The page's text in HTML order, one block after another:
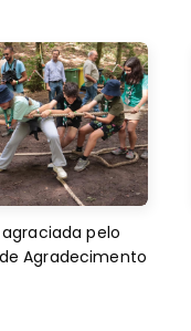
pelo
de Agradecimento